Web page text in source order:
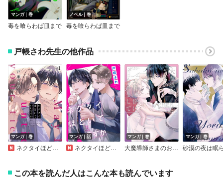
マンガ｜巻
毒を喰らわば皿まで
ノベル｜巻
毒を喰らわば皿まで
戸帳さわ先生の他作品
マンガ｜巻
ネクタイほどいていいですか
マンガ｜話
ネクタイほどいていいですか（分冊版）
マンガ｜巻
大魔導師さまのお世話係になりまして
マンガ｜巻
砂漠の夜は眠
この本を読んだ人はこんな本も読んでいます